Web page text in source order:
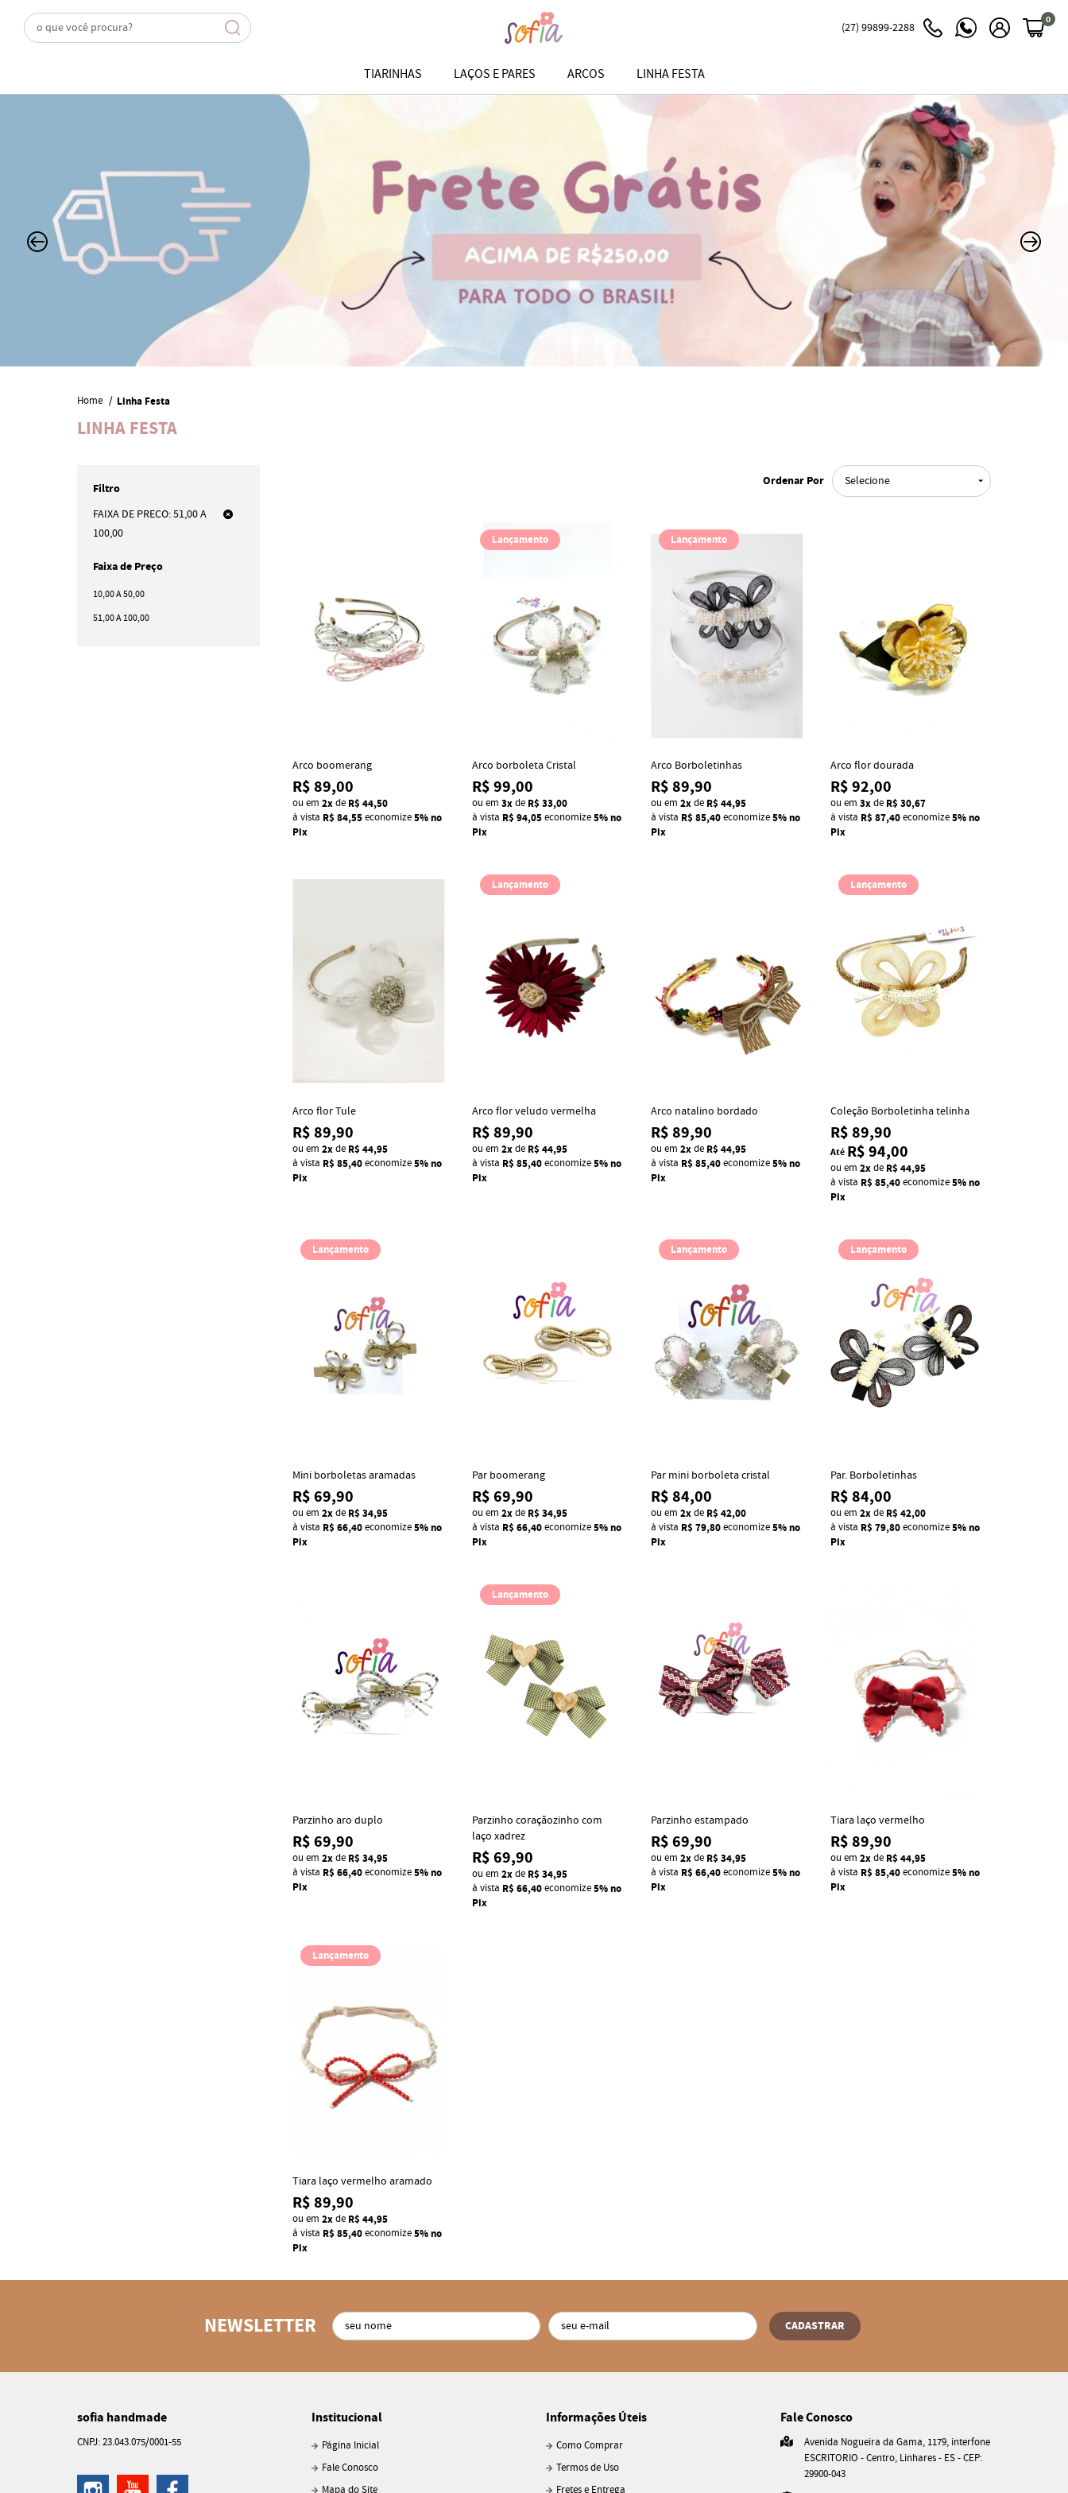
(27) 99899-2288
0
TIARINHAS LAÇOS E PARES ARCOS LINHA FESTA
Home Linha Festa
LINHA FESTA
Filtro
FAIXA DE PRECO: 51,00 A
100,00
Faixa de Preço
10,00 A 50,00
51,00 A 100,00
Ordenar Por Selecione
Arco boomerang
R$ 89,00
ou em 2xde R$ 44,50
à vista R$ 84,55economize5%no
Pix
Lançamento
Arco borboleta Cristal
R$ 99,00
ou em 3xde R$ 33,00
à vista R$ 94,05economize5%no
Pix
Lançamento
Arco Borboletinhas
R$ 89,90
ou em 2xde R$ 44,95
à vista R$ 85,40economize5%no
Pix
Arco flor dourada
R$ 92,00
ou em 3xde R$ 30,67
à vista R$ 87,40economize5%no
Pix
Arco flor Tule
R$ 89,90
ou em 2xde R$ 44,95
à vista R$ 85,40economize5%no
Pix
Lançamento
Arco flor veludo vermelha
R$ 89,90
ou em 2xde R$ 44,95
à vista R$ 85,40economize5%no
Pix
Arco natalino bordado
R$ 89,90
ou em 2xde R$ 44,95
à vista R$ 85,40economize5%no
Pix
Lançamento
Coleção Borboletinha telinha
R$ 89,90
Até R$ 94,00
ou em 2xde R$ 44,95
à vista R$ 85,40economize5%no
Pix
Lançamento
Mini borboletas aramadas
R$ 69,90
ou em 2xde R$ 34,95
à vista R$ 66,40economize5%no
Pix
Par boomerang
R$ 69,90
ou em 2xde R$ 34,95
à vista R$ 66,40economize5%no
Pix
Lançamento
Par mini borboleta cristal
R$ 84,00
ou em 2xde R$ 42,00
à vista R$ 79,80economize5%no
Pix
Lançamento
Par. Borboletinhas
R$ 84,00
ou em 2xde R$ 42,00
à vista R$ 79,80economize5%no
Pix
Parzinho aro duplo
R$ 69,90
ou em 2xde R$ 34,95
à vista R$ 66,40economize5%no
Pix
Lançamento
Parzinho coraçãozinho com
laço xadrez
R$ 69,90
ou em 2xde R$ 34,95
à vista R$ 66,40economize5%no
Pix
Parzinho estampado
R$ 69,90
ou em 2xde R$ 34,95
à vista R$ 66,40economize5%no
Pix
Tiara laço vermelho
R$ 89,90
ou em 2xde R$ 44,95
à vista R$ 85,40economize5%no
Pix
Lançamento
Tiara laço vermelho aramado
R$ 89,90
ou em 2xde R$ 44,95
à vista R$ 85,40economize5%no
Pix
NEWSLETTER CADASTRAR
sofia handmade
CNPJ: 23.043.075/0001-55
Institucional
Página Inicial
Fale Conosco
Informações Úteis
Como Comprar
Termos de Uso
Fale Conosco
Avenida Nogueira da Gama, 1179, interfone
ESCRITORIO -Centro, Linhares- ES-CEP:
29900-043